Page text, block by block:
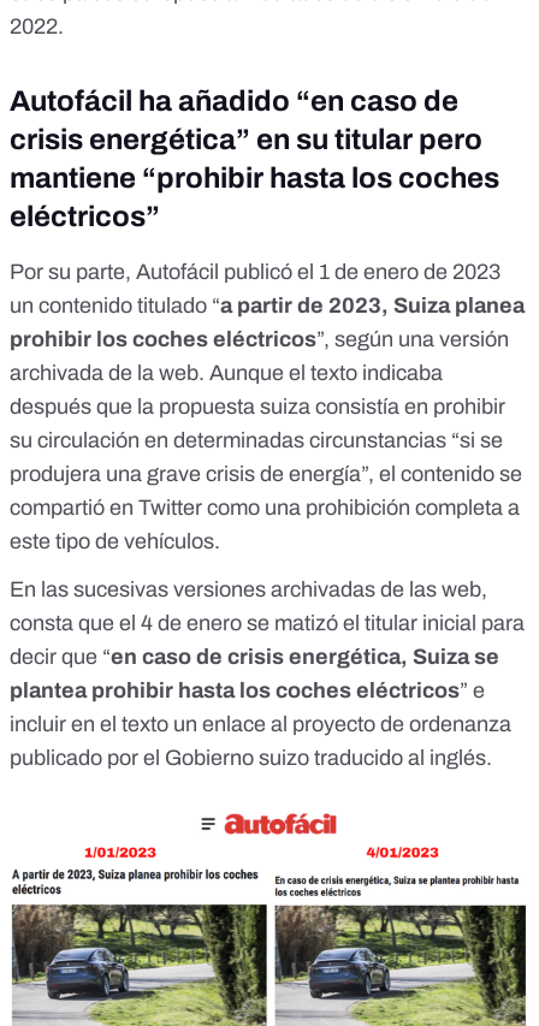
2022.
Autofácil ha añadido “en caso de
crisis energética” en su titular pero
mantiene “prohibir hasta los coches
eléctricos”
Por su parte, Autofácil publicó el 1 de enero de 2023
un contenido titulado “a partir de 2023, Suiza planea
prohibir los coches eléctricos”, según una versión
archivada de la web. Aunque el texto indicaba
después que la propuesta suiza consistía en prohibir
su circulación en determinadas circunstancias “si se
produjera una grave crisis de energía”, el contenido se
compartió en Twitter como una prohibición completa a
este tipo de vehículos.
En las sucesivas versiones archivadas de las web,
consta que el 4 de enero se matizó el titular inicial para
decir que “en caso de crisis energética, Suiza se
plantea prohibir hasta los coches eléctricos” e
incluir en el texto un enlace al proyecto de ordenanza
publicado por el Gobierno suizo traducido al inglés.